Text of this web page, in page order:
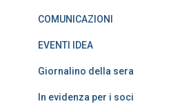
COMUNICAZIONI
EVENTI IDEA
Giornalino della sera
In evidenza per i soci